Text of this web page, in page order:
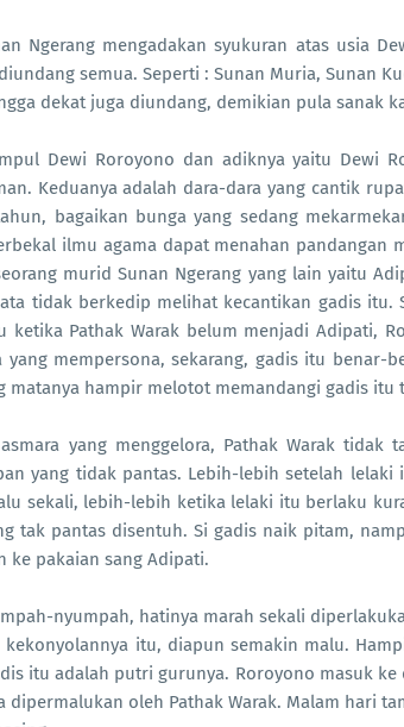
Ngerang mengadakan syukuran atas usia
semua. Seperti : Sunan Muria, Sunan
dekat juga diundang, demikian pula sanak
Dewi Roroyono dan adiknya yaitu Dewi
Keduanya adalah dara-dara yang cantik
bagaikan bunga yang sedang
ilmu agama dapat menahan pandangan
murid Sunan Ngerang yang lain yaitu
tidak berkedip melihat kecantikan gadis
ketika Pathak Warak belum menjadi Adipati,
yang mempersona, sekarang, gadis itu benar-
matanya hampir melotot memandangi gadis itu
yang menggelora, Pathak Warak tidak
yang tidak pantas. Lebih-lebih setelah
sekali, lebih-lebih ketika lelaki itu berlaku
tak pantas disentuh. Si gadis naik pitam,
ke pakaian sang Adipati.
nyumpah, hatinya marah sekali
itu, diapun semakin malu.
itu adalah putri gurunya. Roroyono masuk
dipermalukan oleh Pathak Warak. Malam hari